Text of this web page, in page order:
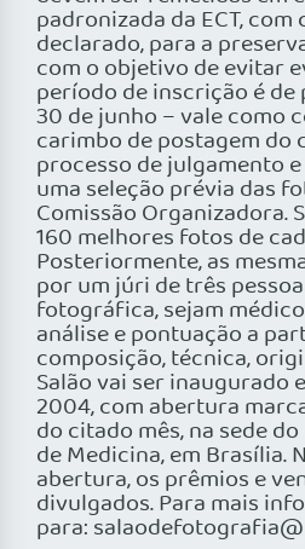
padronizada da ECT,
declarado, para a
com o objetivo de evitar
período de inscrição é
30 de junho – vale como
carimbo de postagem do
processo de julgamento
uma seleção prévia das
Comissão Organizadora.
160 melhores fotos de
Posteriormente, as
por um júri de três
fotográfica, sejam
análise e pontuação a
composição, técnica,
Salão vai ser inaugurado
2004, com abertura
do citado mês, na sede
de Medicina, em Brasília.
abertura, os prêmios e
divulgados. Para mais
para: